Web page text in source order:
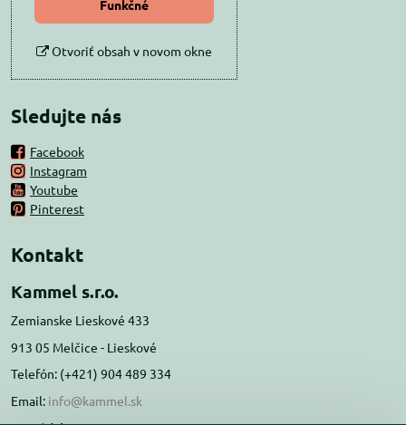
Funkčné
Otvoriť obsah v novom okne
Sledujte nás
Facebook
Instagram
Youtube
Pinterest
Kontakt
Kammel s.r.o.
Zemianske Lieskové 433
913 05 Melčice - Lieskové
Telefón: (+421) 904 489 334
Email: info@kammel.sk